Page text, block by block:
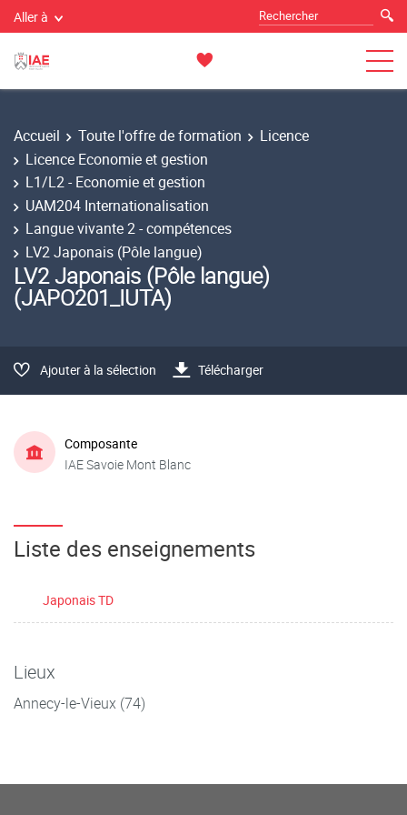
Aller à
Accueil Toute l'offre de formation
Licence
Licence Economie et gestion
L1/L2 - Economie et gestion
UAM204 Internationalisation
Langue vivante 2 - compétences
LV2 Japonais (Pôle langue)
LV2 Japonais (Pôle langue)
(JAPO201_IUTA)
Ajouter à la sélection Télécharger
Composante
IAE Savoie Mont Blanc
Liste des enseignements
Japonais TD
Lieux
Annecy-le-Vieux (74)